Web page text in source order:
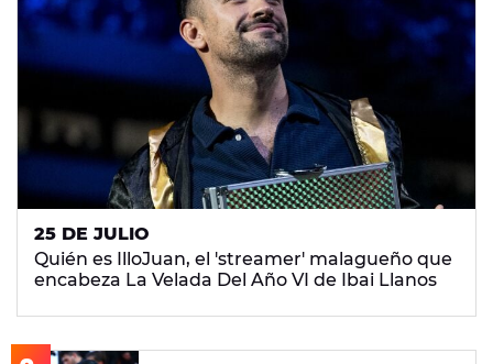
25 DE JULIO
Quién es IlloJuan, el 'streamer' malagueño que
encabeza La Velada Del Año VI de Ibai Llanos